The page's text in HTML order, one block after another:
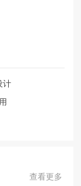
查看更多
计